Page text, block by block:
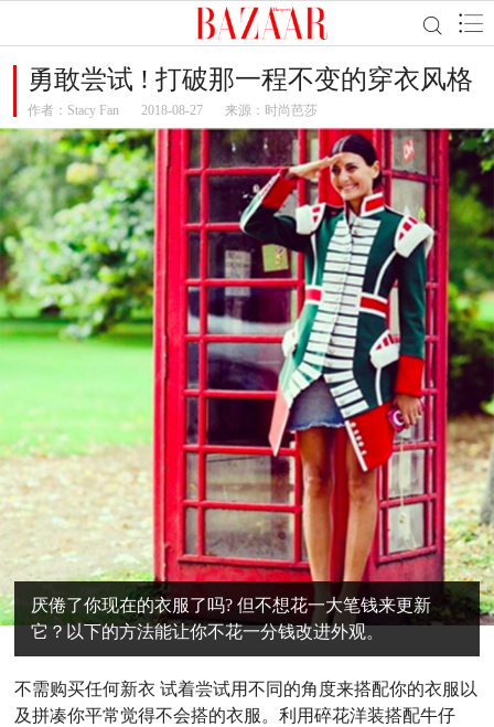
勇敢尝试 ! 打破那一程不变的穿衣风格
作者： Stacy Fan 2018-08-27 来源：时尚芭莎
厌倦了你现在的衣服了吗? 但不想花一大笔钱来更新
它？以下的方法能让你不花一分钱改进外观。
不需购买任何新衣 试着尝试用不同的角度来搭配你的衣服以
及拼凑你平常觉得不会搭的衣服。利用碎花洋装搭配牛仔